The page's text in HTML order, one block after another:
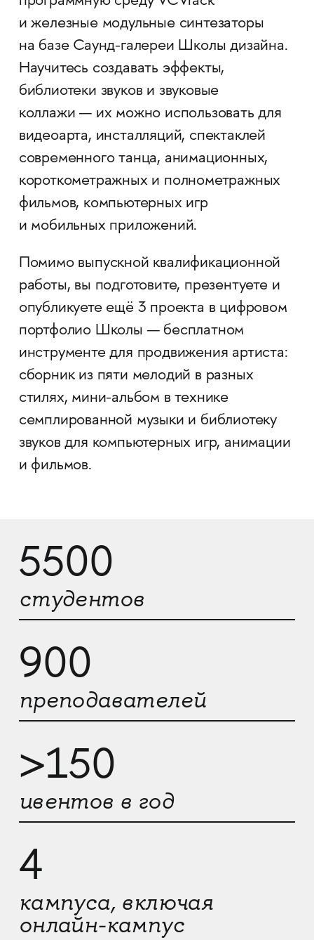
и железные модульные синтезаторы
на базе Саунд-галереи Школы дизайна.
Научитесь создавать эффекты,
библиотеки звуков и звуковые
коллажи — их можно использовать для
видеоарта, инсталляций, спектаклей
современного танца, анимационных,
короткометражных и полнометражных
фильмов, компьютерных игр
и мобильных приложений.
Помимо выпускной квалификационной
работы, вы подготовите, презентуете и
опубликуете ещё 3 проекта в цифровом
портфолио Школы — бесплатном
инструменте для продвижения артиста:
сборник из пяти мелодий в разных
стилях, мини-альбом в технике
семплированной музыки и библиотеку
звуков для компьютерных игр, анимации
и фильмов.
5500
студентов
900
преподавателей
>150
ивентов в год
4
кампуса, включая
онлайн-кампус